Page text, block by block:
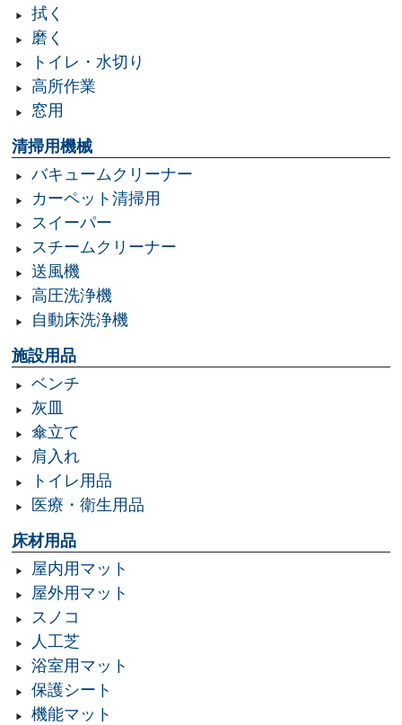
拭く
磨く
トイレ・水切り
高所作業
窓用
清掃用機械
バキュームクリーナー
カーペット清掃用
スイーパー
スチームクリーナー
送風機
高圧洗浄機
自動床洗浄機
施設用品
ベンチ
灰皿
傘立て
肩入れ
トイレ用品
医療・衛生用品
床材用品
屋内用マット
屋外用マット
スノコ
人工芝
浴室用マット
保護シート
機能マット